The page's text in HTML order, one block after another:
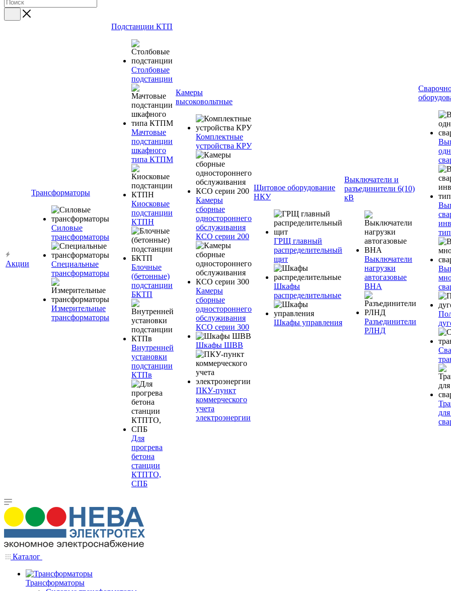
Акции
Трансформаторы
Силовые
трансформаторы
Специальные
трансформаторы
Измерительные
трансформаторы
Подстанции КТП
Столбовые
подстанции
Мачтовые
подстанции
шкафного
типа КТПМ
Киосковые
подстанции
КТПН
Блочные
(бетонные)
подстанции
БКТП
Внутренней
установки
подстанции
КТПв
Для
прогрева
бетона
станции
КТПТО,
СПБ
Камеры
высоковольтные
Комплектные
устройства КРУ
Камеры
сборные
одностороннего
обслуживания
КСО серии 200
Камеры
сборные
одностороннего
обслуживания
КСО серии 300
Шкафы ШВВ
ПКУ-пункт
коммерческого
учета
электроэнергии
Щитовое оборудование
НКУ
ГРЩ главный
распределительный
щит
Шкафы
распределительные
Шкафы управления
Выключатели и
разъединители 6(10)
кВ
Выключатели
нагрузки
автогазовые
ВНА
Разъединители
РЛНД
Каталог
Трансформаторы